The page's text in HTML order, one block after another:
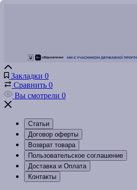
Закладки 0
Сравнить 0
Вы смотрели 0
Статьи
Договор оферты
Возврат товара
Пользовательское соглашение
Доставка и Оплата
Контакты